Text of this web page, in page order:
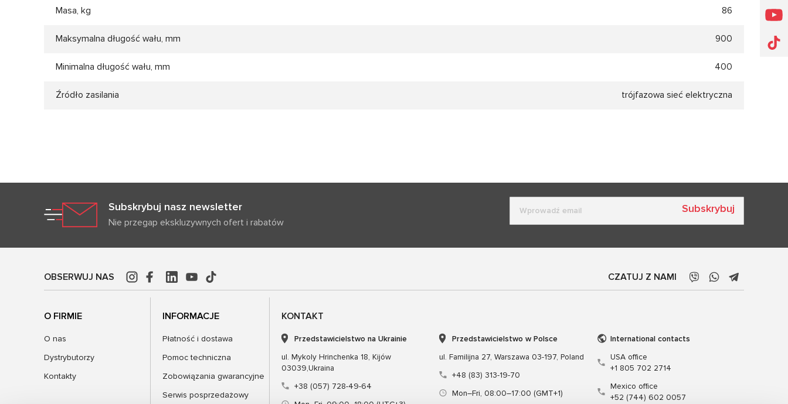
Masa, kg 86
Maksymalna długość wału, mm 900
Minimalna długość wału, mm 400
Źródło zasilania trójfazowa sieć elektryczna
Subskrybuj nasz newsletter
Nie przegap ekskluzywnych ofert i rabatów
Subskrybuj
OBSERWUJ NAS CZATUJ Z NAMI
O FIRMIE
O nas
Dystrybutorzy
Kontakty
INFORMACJE
Płatność i dostawa
Pomoc techniczna
Zobowiązania gwarancyjne
Serwis posprzedażowy
KONTAKT
Przedstawicielstwo na Ukrainie
ul. Mykoly Hrinchenka 18, Kijów
03039,Ukraina
+38 (057) 728-49-64
Przedstawicielstwo w Polsce
ul. Familijna 27, Warszawa 03-197, Poland
+48 (83) 313-19-70
Mon–Fri, 08:00–17:00 (GMT+1)
International contacts
USA office
+1 805 702 2714
Mexico office
+52 (744) 602 0057